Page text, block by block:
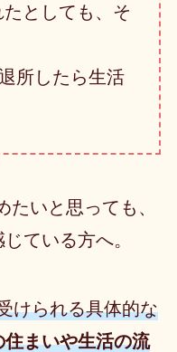
たとしても、そ
所したら生活
いと思っても、
ている方へ。
けられる具体的な
住まいや生活の流